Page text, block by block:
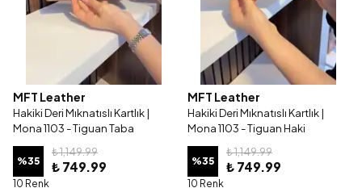
MFT Leather
Hakiki Deri Mıknatıslı Kartlık |
Mona 1103 - Tiguan Taba
%35
₺ 1,149.99
₺ 749.99
10 Renk
MFT Leather
Hakiki Deri Mıknatıslı Kartlık |
Mona 1103 - Tiguan Haki
%35
₺ 1,149.99
₺ 749.99
10 Renk